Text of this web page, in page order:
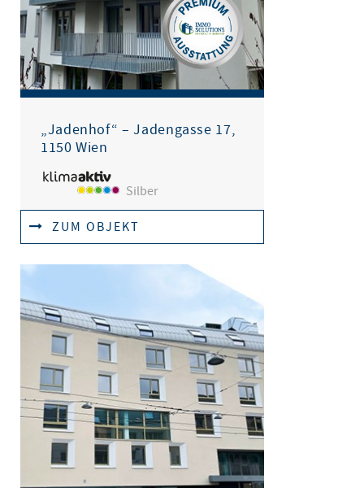
„Jadenhof“ – Jadengasse 17,
1150 Wien
Silber
ZUM OBJEKT